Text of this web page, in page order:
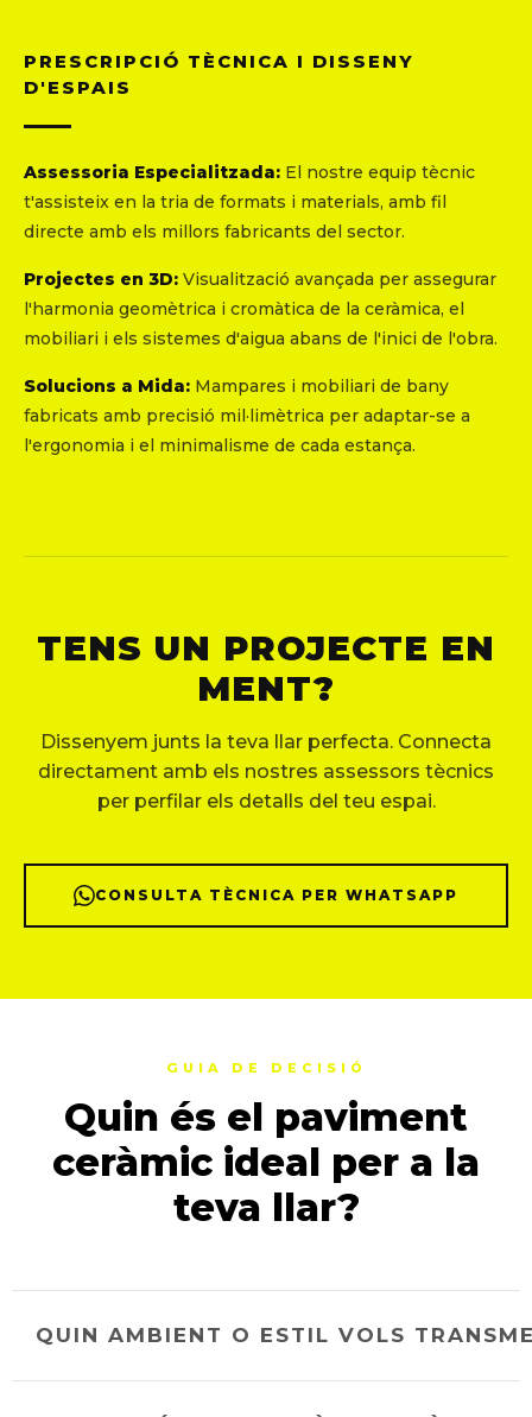
PRESCRIPCIÓ TÈCNICA I DISSENY
D'ESPAIS
Assessoria Especialitzada: El nostre equip tècnic
t'assisteix en la tria de formats i materials, amb fil
directe amb els millors fabricants del sector.
Projectes en 3D: Visualització avançada per assegurar
l'harmonia geomètrica i cromàtica de la ceràmica, el
mobiliari i els sistemes d'aigua abans de l'inici de l'obra.
Solucions a Mida: Mampares i mobiliari de bany
fabricats amb precisió mil·limètrica per adaptar-se a
l'ergonomia i el minimalisme de cada estança.
TENS UN PROJECTE EN
MENT?
Dissenyem junts la teva llar perfecta. Connecta
directament amb els nostres assessors tècnics
per perfilar els detalls del teu espai.
CONSULTA TÈCNICA PER WHATSAPP
GUIA DE DECISIÓ
Quin és el paviment
ceràmic ideal per a la
teva llar?
QUIN AMBIENT O ESTIL VOLS